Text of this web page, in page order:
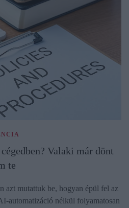
Valaki már dönt
te
azt mutattuk be, hogyan épül fel az
automatizáció nélkül folyamatosan